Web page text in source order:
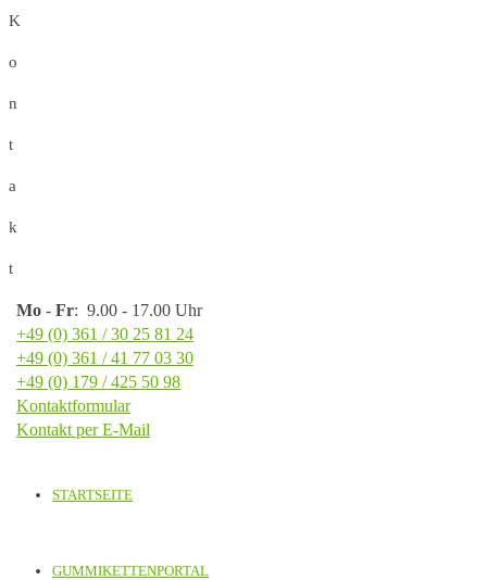
K
o
n
t
a
k
t
Mo - Fr: 9.00 - 17.00 Uhr
+49 (0) 361 / 30 25 81 24
+49 (0) 361 / 41 77 03 30
+49 (0) 179 / 425 50 98
Kontaktformular
Kontakt per E-Mail
STARTSEITE
GUMMIKETTENPORTAL